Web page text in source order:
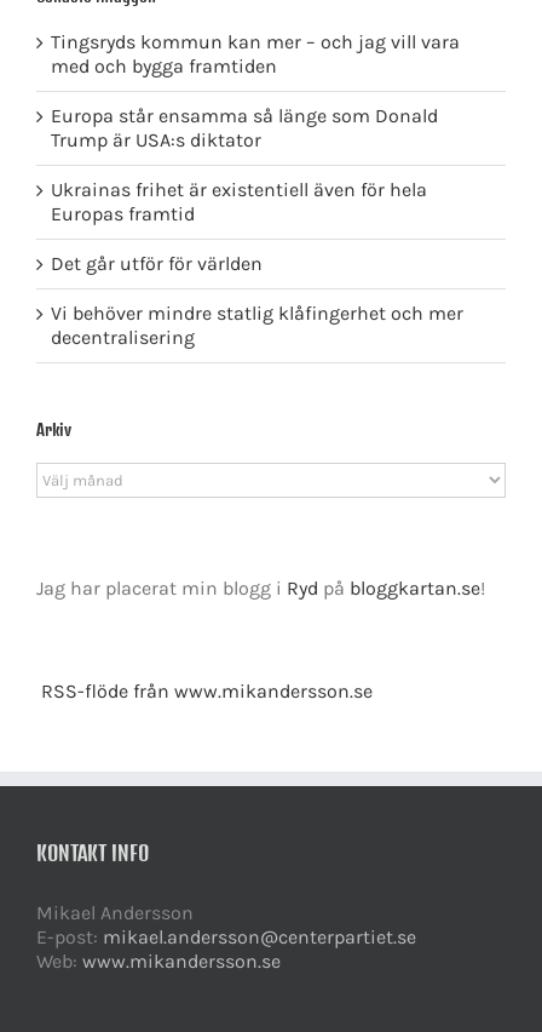
Tingsryds kommun kan mer – och jag vill vara
med och bygga framtiden
Europa står ensamma så länge som Donald
Trump är USA:s diktator
Ukrainas frihet är existentiell även för hela
Europas framtid
Det går utför för världen
Vi behöver mindre statlig klåfingerhet och mer
decentralisering
Arkiv
Arkiv
Jag har placerat min blogg i Ryd på bloggkartan.se!
RSS-flöde från www.mikandersson.se
KONTAKT INFO
Mikael Andersson
E-post: mikael.andersson@centerpartiet.se
Web: www.mikandersson.se